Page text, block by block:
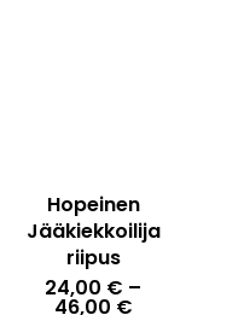
Hopeinen
Jääkiekkoilija
riipus
24,00 € –
46,00 €